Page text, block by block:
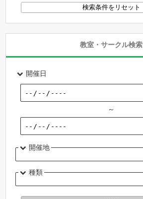
教室・サークル検索
開催日
～
開催地
種類